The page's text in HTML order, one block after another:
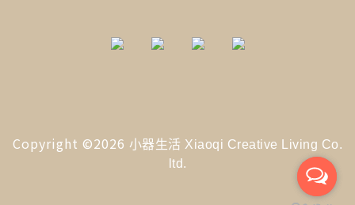
Copyright ©2026 小器生活 Xiaoqi Creative Living Co.
ltd.